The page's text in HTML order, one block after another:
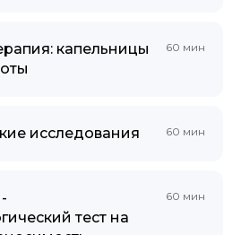
капельницы
60 мин
исследования 60 мин
тест на
60 мин